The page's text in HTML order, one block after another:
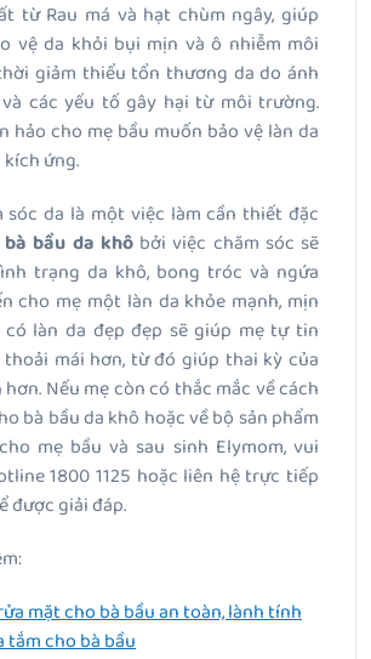
từ Rau má và hạt chùm ngây, giúp
vệ da khỏi bụi mịn và ô nhiễm môi
giảm thiểu tổn thương da do ánh
các yếu tố gây hại từ môi trường.
hảo cho mẹ bầu muốn bảo vệ làn da
ứng.
sóc da là một việc làm cần thiết đặc
bà bầu da khôbởi việc chăm sóc sẽ
trạng da khô, bong tróc và ngứa
cho mẹ một làn da khỏe mạnh, mịn
có làn da đẹp đẹp sẽ giúp mẹ tự tin
mái hơn, từ đó giúp thai kỳ của
Nếu mẹ còn có thắc mắc về cách
bà bầu da khô hoặc về bộ sản phẩm
mẹ bầu và sau sinh Elymom, vui
1800 1125 hoặc liên hệ trực tiếp
được giải đáp.
mặt cho bà bầu an toàn, lành tính
tắm cho bà bầu